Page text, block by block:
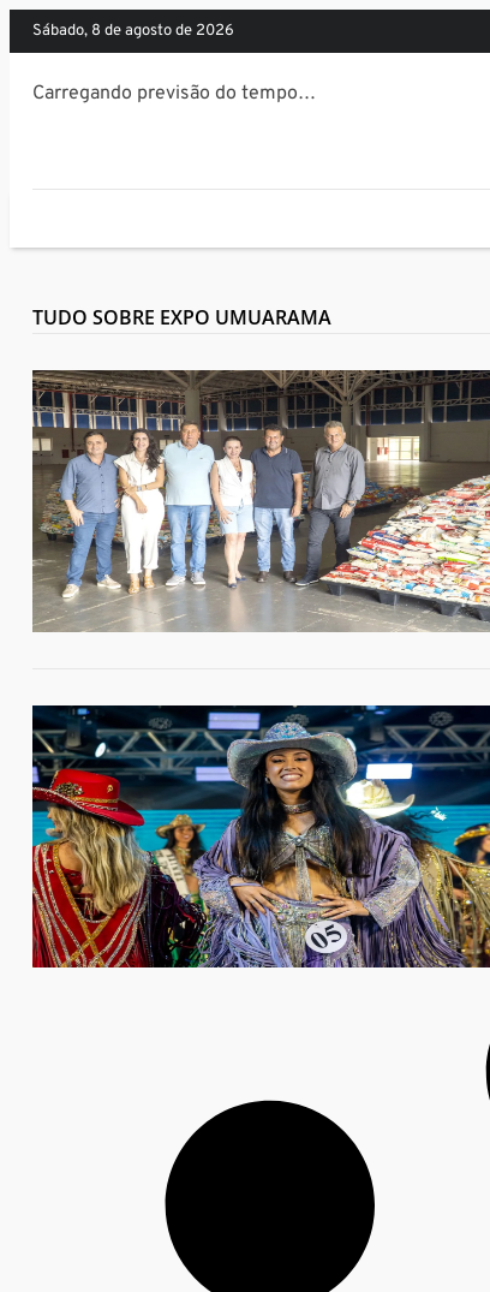
sábado, 8 de agosto de 2026
Carregando previsão do tempo…
TUDO SOBRE EXPO UMUARAMA